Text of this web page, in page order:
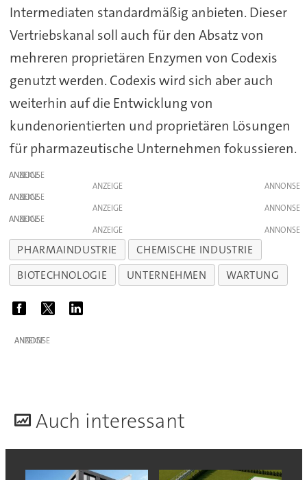
Intermediaten standardmäßig anbieten. Dieser
Vertriebskanal soll auch für den Absatz von
mehreren proprietären Enzymen von Codexis
genutzt werden. Codexis wird sich aber auch
weiterhin auf die Entwicklung von
kundenorientierten und proprietären Lösungen
für pharmazeutische Unternehmen fokussieren.
ANZEIGE
ANZEIGE
ANZEIGE
ANZEIGE
ANZEIGE
ANZEIGE
PHARMAINDUSTRIE
CHEMISCHE INDUSTRIE
BIOTECHNOLOGIE
UNTERNEHMEN WARTUNG
ANZEIGE
Auch interessant